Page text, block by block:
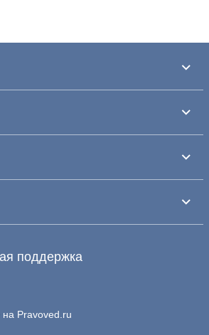
поддержка
на Pravoved.ru